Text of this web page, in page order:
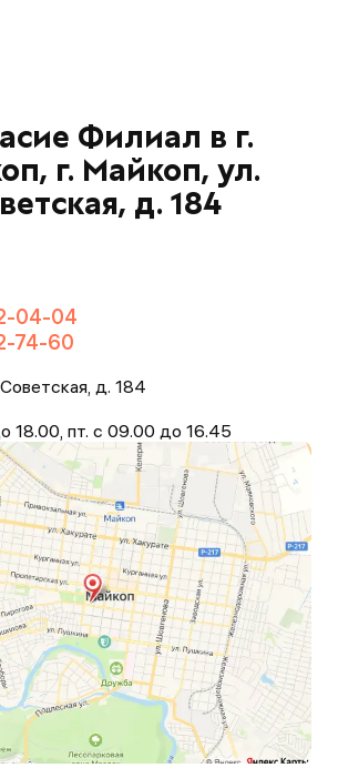
Филиал в г.
г. Майкоп, ул.
д. 184
04-04
74-60
д. 184
18.00, пт. с 09.00 до 16.45